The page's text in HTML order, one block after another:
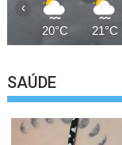
20°C 21°C
‹
SAÚDE